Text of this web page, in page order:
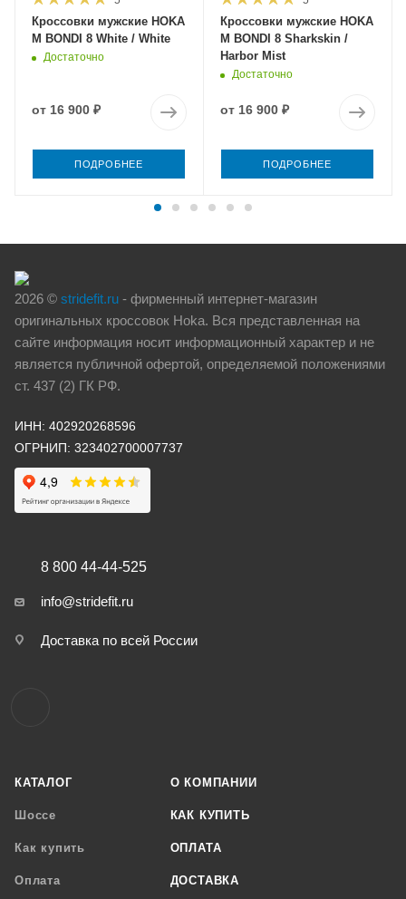
Кроссовки мужские HOKA
M BONDI 8 White / White
Достаточно
от 16 900 ₽
ПОДРОБНЕЕ
Кроссовки мужские HOKA
M BONDI 8 Sharkskin /
Harbor Mist
Достаточно
от 16 900 ₽
ПОДРОБНЕЕ
2026 © stridefit.ru - фирменный интернет-магазин
оригинальных кроссовок Hoka. Вся представленная на
сайте информация носит информационный характер и не
является публичной офертой, определяемой положениями
ст. 437 (2) ГК РФ.
ИНН: 402920268596
ОГРНИП: 323402700007737
КАТАЛОГ
Шоссе
Как купить
Оплата
О КОМПАНИИ
КАК КУПИТЬ
ОПЛАТА
ДОСТАВКА
8 800 44-44-525
info@stridefit.ru
Доставка по всей России